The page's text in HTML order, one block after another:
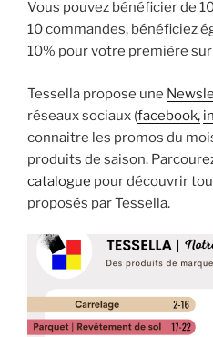
Vous pouvez bénéficier de
10 commandes, bénéficiez
10% pour votre première
Tessella propose une
réseaux sociaux (facebook,
connaitre les promos du
produits de saison.
catalogue pour découvrir
proposés par Tessella.